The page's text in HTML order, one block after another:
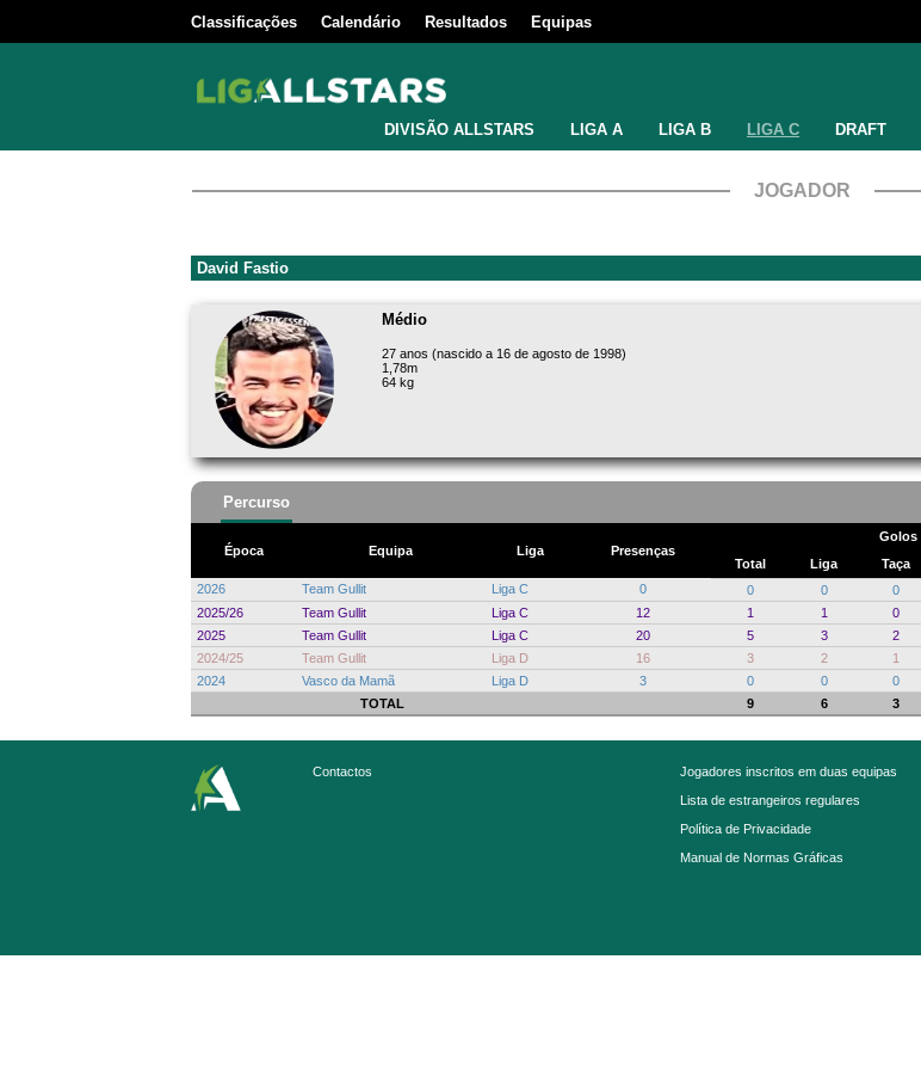
Classificações Calendário Resultados Equipas
DIVISÃO ALLSTARS LIGA A LIGA B LIGA C DRAFT
JOGADOR
David Fastio
Médio
27 anos (nascido a 16 de agosto de 1998)
1,78m
64 kg
Percurso
Época Equipa Liga Presenças
Golos
Total
Liga Taça
2026
Team Gullit Liga C 0 0 0 0
2025/26
Team Gullit Liga C 12 1 1 0
2025
Team Gullit Liga C 20 5 3 2
2024/25
Team Gullit Liga D 16 3 2 1
2024
Vasco da Mamã Liga D 3 0 0 0
TOTAL
9 6 3
Contactos
Jogadores inscritos em duas equipas
Lista de estrangeiros regulares
Política de Privacidade
Manual de Normas Gráficas